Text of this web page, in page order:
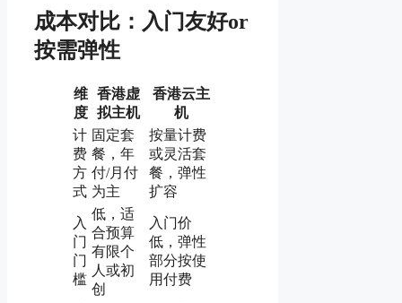
成本对比：入门友好or
按需弹性
维
度
香港虚
拟主机
香港云主
机
计
费
方
式
固定套
餐，年
付/月付
为主
按量计费
或灵活套
餐，弹性
扩容
入
门
门
槛
低，适
合预算
有限个
人或初
创
入门价
低，弹性
部分按使
用付费